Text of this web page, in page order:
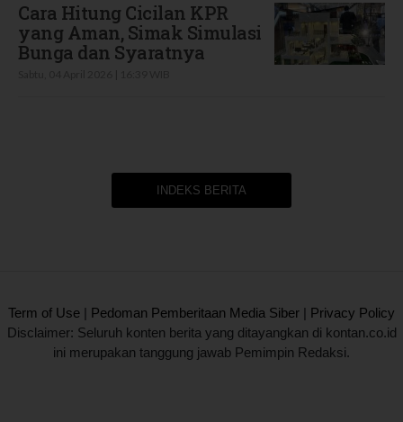
Cara Hitung Cicilan KPR
yang Aman, Simak Simulasi
Bunga dan Syaratnya
INDEKS BERITA
Term of Use | Pedoman Pemberitaan Media Siber | Privacy Policy
Disclaimer: Seluruh konten berita yang ditayangkan di kontan.co.id
ini merupakan tanggung jawab Pemimpin Redaksi.